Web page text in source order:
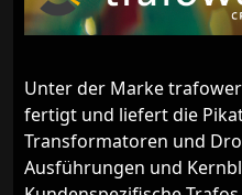
Unter der Marke
fertigt und liefert die
Transformatoren und
Ausführungen und